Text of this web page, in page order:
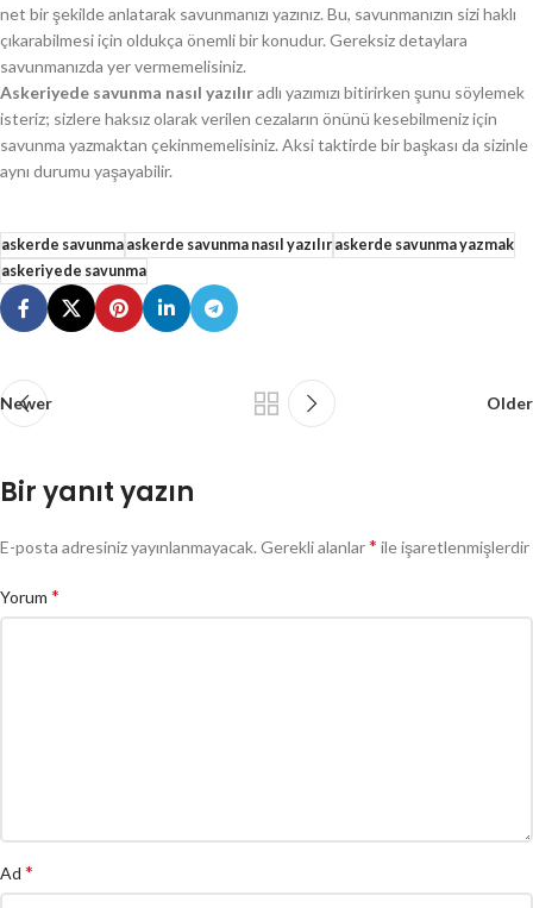
net bir şekilde anlatarak savunmanızı yazınız. Bu, savunmanızın sizi haklı
çıkarabilmesi için oldukça önemli bir konudur. Gereksiz detaylara
savunmanızda yer vermemelisiniz.
Askeriyede savunma nasıl yazılıradlı yazımızı bitirirken şunu söylemek
isteriz; sizlere haksız olarak verilen cezaların önünü kesebilmeniz için
savunma yazmaktan çekinmemelisiniz. Aksi taktirde bir başkası da sizinle
aynı durumu yaşayabilir.
askerde savunmaaskerde savunma nasıl yazılıraskerde savunma yazmak
askeriyede savunma
Newer Older
Bir yanıt yazın
E-posta adresiniz yayınlanmayacak.Gerekli alanlar* ile işaretlenmişlerdir
Yorum *
Ad *